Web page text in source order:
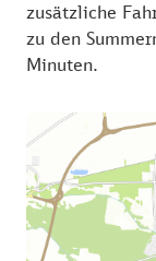
zusätzliche
zu den
Minuten.